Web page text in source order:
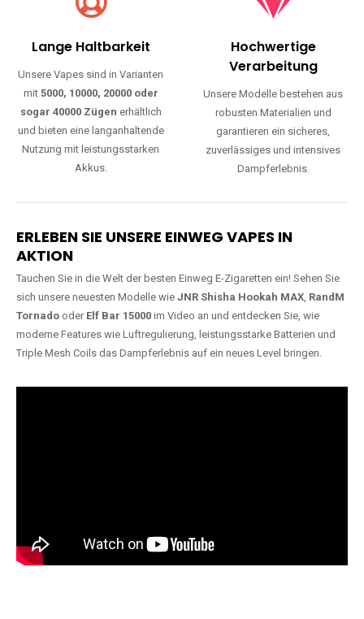
Lange Haltbarkeit
Unsere Vapes sind in Varianten
mit 5000, 10000, 20000 oder
sogar 40000 Zügen erhältlich
und bieten eine langanhaltende
Nutzung mit leistungsstarken
Akkus.
Hochwertige
Verarbeitung
Unsere Modelle bestehen aus
robusten Materialien und
garantieren ein sicheres,
zuverlässiges und intensives
Dampferlebnis.
ERLEBEN SIE UNSERE EINWEG VAPES IN
AKTION
Tauchen Sie in die Welt der besten Einweg E-Zigaretten ein! Sehen Sie
sich unsere neuesten Modelle wie JNR Shisha Hookah MAX, RandM
Tornado oder Elf Bar 15000 im Video an und entdecken Sie, wie
moderne Features wie Luftregulierung, leistungsstarke Batterien und
Triple Mesh Coils das Dampferlebnis auf ein neues Level bringen.